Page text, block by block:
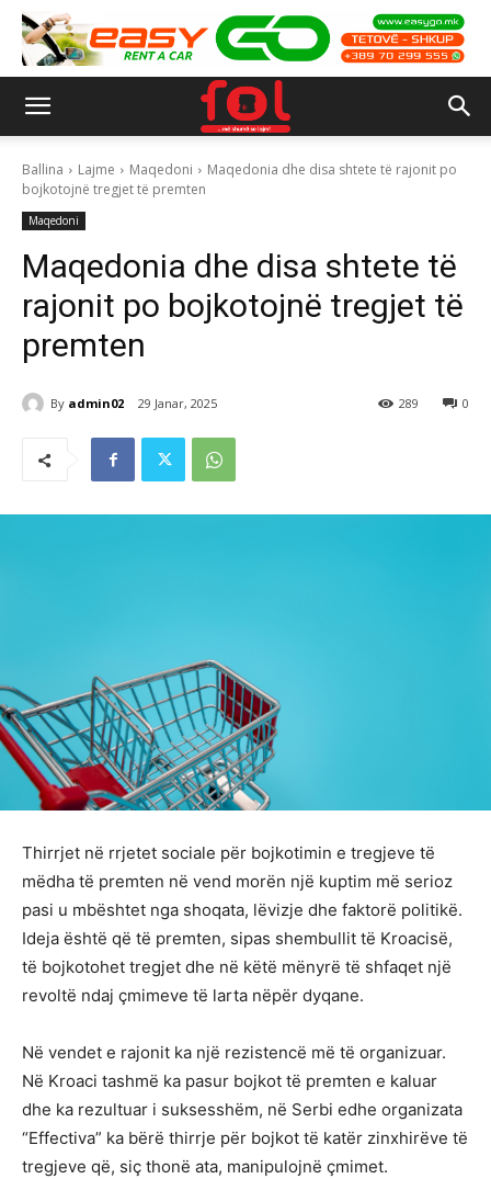
Ballina Lajme Maqedoni
Maqedonia dhe disa shtete të rajonit po
bojkotojnë tregjet të premten
Maqedoni
Maqedonia dhe disa shtete të
rajonit po bojkotojnë tregjet të
premten
By admin02 29 Janar, 2025 0
289
Thirrjet në rrjetet sociale për bojkotimin e tregjeve të
mëdha të premten në vend morën një kuptim më serioz
pasi u mbështet nga shoqata, lëvizje dhe faktorë politikë.
Ideja është që të premten, sipas shembullit të Kroacisë,
të bojkotohet tregjet dhe në këtë mënyrë të shfaqet një
revoltë ndaj çmimeve të larta nëpër dyqane.
Në vendet e rajonit ka një rezistencë më të organizuar.
Në Kroaci tashmë ka pasur bojkot të premten e kaluar
dhe ka rezultuar i suksesshëm, në Serbi edhe organizata
“Effectiva” ka bërë thirrje për bojkot të katër zinxhirëve të
tregjeve që, siç thonë ata, manipulojnë çmimet.